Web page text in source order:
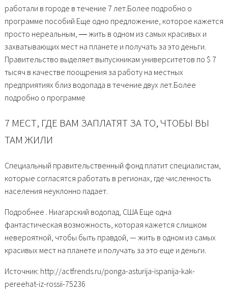
работали в городе в течение 7 лет.Более подробно о
программе пособий Еще одно предложение, которое кажется
просто нереальным, ― жить в одном из самых красивых и
захватывающих мест на планете и получать за это деньги.
Правительство выделяет выпускникам университетов по $ 7
тысяч в качестве поощрения за работу на местных
предприятиях близ водопада в течение двух лет.Более
подробно о программе
7 МЕСТ, ГДЕ ВАМ ЗАПЛАТЯТ ЗА ТО, ЧТОБЫ ВЫ
ТАМ ЖИЛИ
Специальный правительственный фонд платит специалистам,
которые согласятся работать в регионах, где численность
населения неуклонно падает.
Подробнее . Ниагарский водопад, США Еще одна
фантастическая возможность, которая кажется слишком
невероятной, чтобы быть правдой, — жить в одном из самых
красивых мест на планете и получать за это еще и деньги.
Источник: http://actfrends.ru/ponga-asturija-ispanija-kak-
pereehat-iz-rossii-75236